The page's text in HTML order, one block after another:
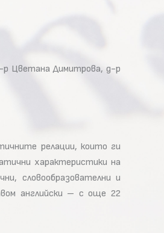
р Цветана Димитрова, д-р
релации, които ги
характеристики на
словообразователни и
английски – с още 22